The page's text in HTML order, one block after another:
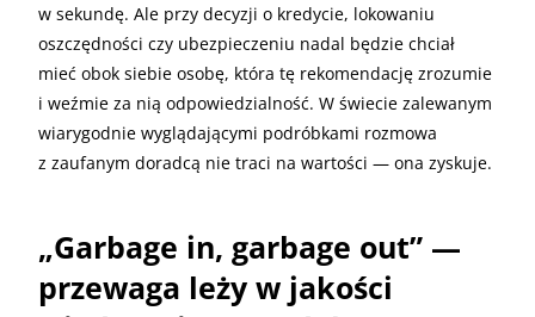
w sekundę. Ale przy decyzji o kredycie, lokowaniu
oszczędności czy ubezpieczeniu nadal będzie chciał
mieć obok siebie osobę, która tę rekomendację zrozumie
i weźmie za nią odpowiedzialność. W świecie zalewanym
wiarygodnie wyglądającymi podróbkami rozmowa
z zaufanym doradcą nie traci na wartości — ona zyskuje.
„Garbage in, garbage out” —
przewaga leży w jakości